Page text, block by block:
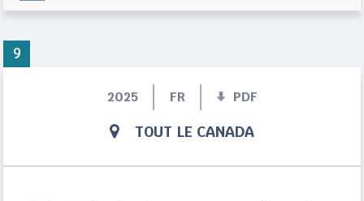
2025 FR PDF
TOUT LE CANADA
9